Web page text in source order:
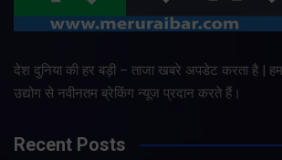
देश दुनिया की हर बड़ी – ताजा खबरे अपडेट करता है |
उद्योग से नवीनतम ब्रेकिंग न्यूज प्रदान करते हैं।
Recent Posts